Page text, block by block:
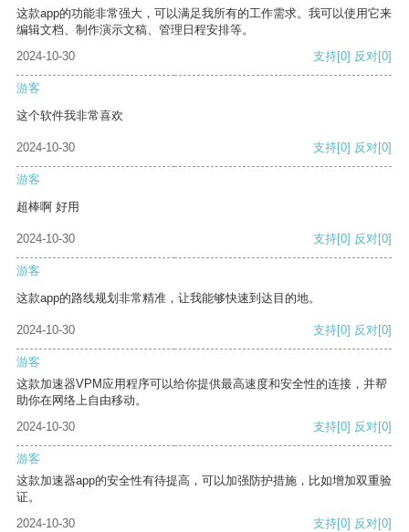
这款app的功能非常强大，可以满足我所有的工作需求。我可以使用它来
编辑文档、制作演示文稿、管理日程安排等。
2024-10-30
支持[0] 反对[0]
游客
这个软件我非常喜欢
2024-10-30 支持[0] 反对[0]
游客
超棒啊 好用
2024-10-30 支持[0] 反对[0]
游客
这款app的路线规划非常精准，让我能够快速到达目的地。
2024-10-30 支持[0] 反对[0]
游客
这款加速器VPM应用程序可以给你提供最高速度和安全性的连接，并帮
助你在网络上自由移动。
2024-10-30
支持[0] 反对[0]
游客
这款加速器app的安全性有待提高，可以加强防护措施，比如增加双重验
证。
2024-10-30
支持[0] 反对[0]